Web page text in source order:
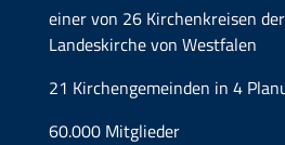
einer von 26 Kirchenkreisen
Landeskirche von Westfalen
21 Kirchengemeinden in 4
60.000 Mitglieder